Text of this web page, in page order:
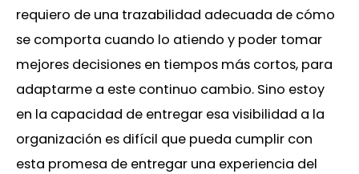
requiero de una trazabilidad adecuada de cómo
se comporta cuando lo atiendo y poder tomar
mejores decisiones en tiempos más cortos, para
adaptarme a este continuo cambio. Sino estoy
en la capacidad de entregar esa visibilidad a la
organización es difícil que pueda cumplir con
esta promesa de entregar una experiencia del